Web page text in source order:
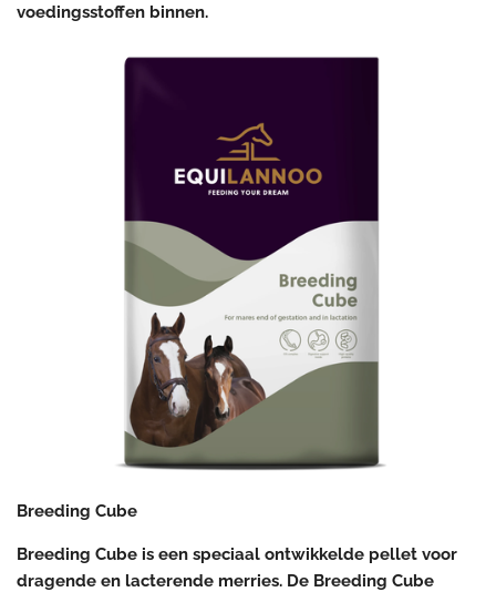
voedingsstoffen binnen.
Breeding Cube
Breeding Cube is een speciaal ontwikkelde pellet voor
dragende en lacterende merries. De Breeding Cube